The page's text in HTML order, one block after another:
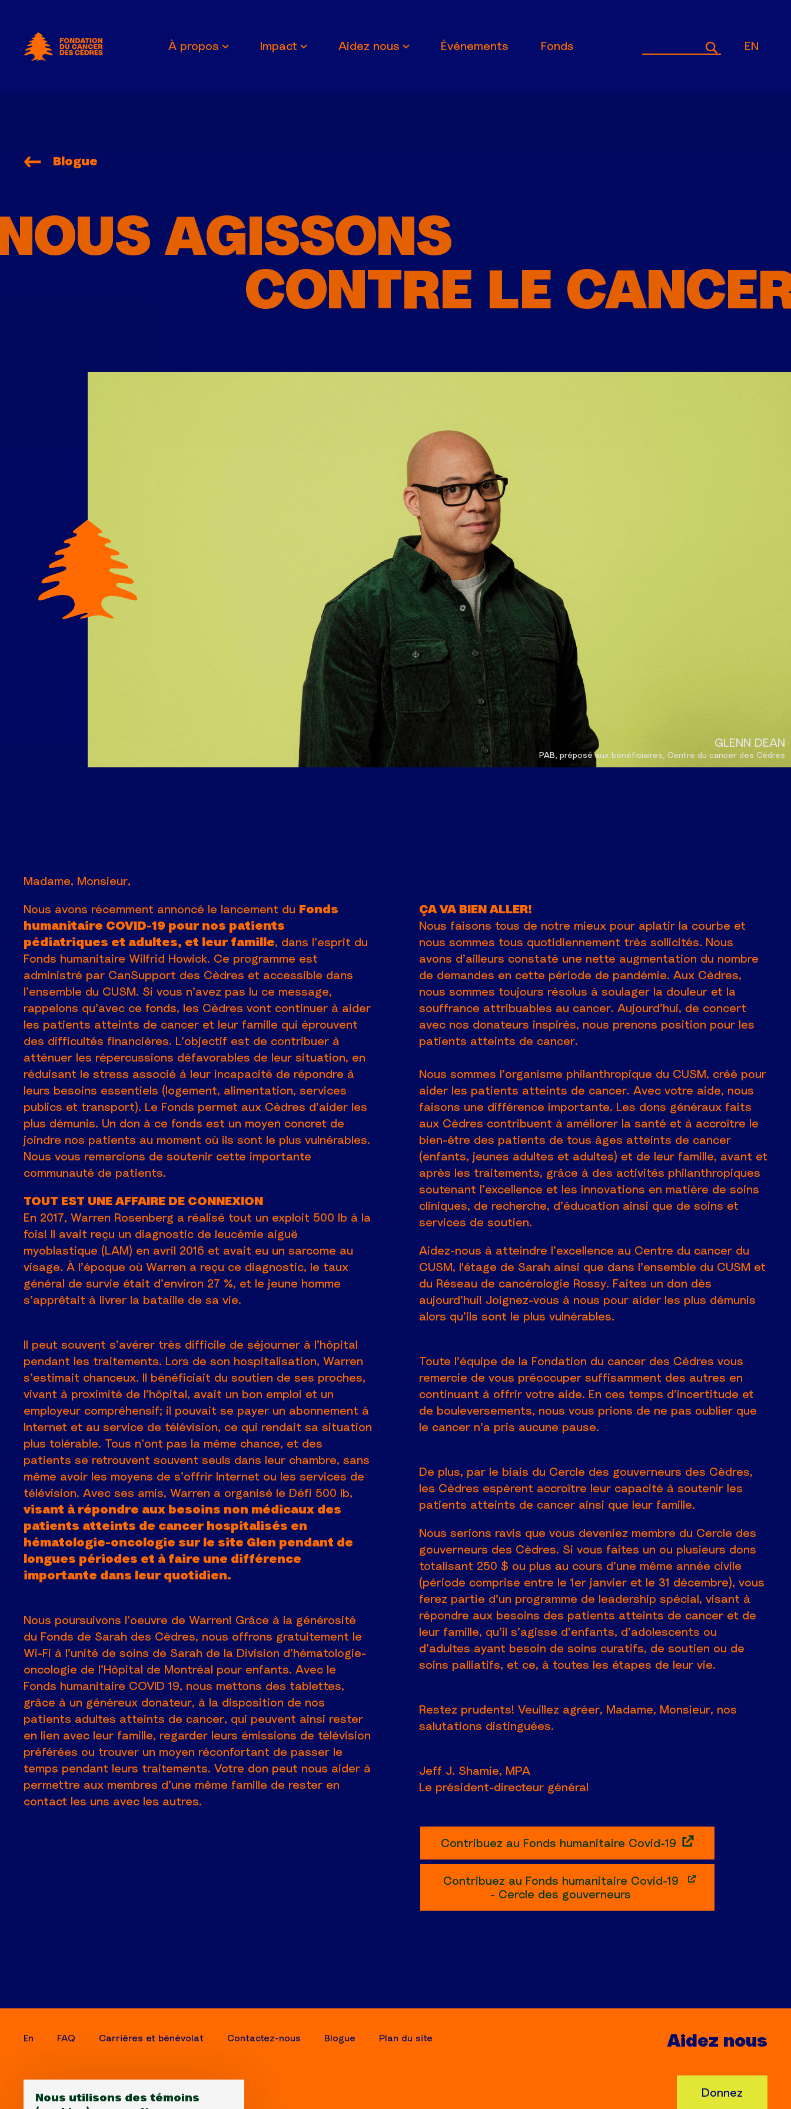
Nous utilisons des témoins
Fondation du Cancer des Cèdres
À propos Impact Aidez nous Événements Fonds EN
Blogue
AGISSONS
CONTRE LE
GLENN DEAN
PAB, préposé aux bénéficiaires, Centre du cancer des Cèdres
Madame, Monsieur,
Nous avons récemment annoncé le lancement du Fonds
humanitaire COVID-19 pour nos patients
pédiatriques et adultes, et leur famille, dans l’esprit du
Fonds humanitaire Wilfrid Howick. Ce programme est
administré par CanSupport des Cèdres et accessible dans
l’ensemble du CUSM. Si vous n’avez pas lu ce message,
rappelons qu’avec ce fonds, les Cèdres vont continuer à aider
les patients atteints de cancer et leur famille qui éprouvent
des difficultés financières. L’objectif est de contribuer à
atténuer les répercussions défavorables de leur situation, en
réduisant le stress associé à leur incapacité de répondre à
leurs besoins essentiels (logement, alimentation, services
publics et transport). Le Fonds permet aux Cèdres d’aider les
plus démunis. Un don à ce fonds est un moyen concret de
joindre nos patients au moment où ils sont le plus vulnérables.
Nous vous remercions de soutenir cette importante
communauté de patients.
TOUT EST UNE AFFAIRE DE CONNEXION
En 2017, Warren Rosenberg a réalisé tout un exploit 500 lb à la
fois! Il avait reçu un diagnostic de leucémie aiguë
myoblastique (LAM) en avril 2016 et avait eu un sarcome au
visage. À l’époque où Warren a reçu ce diagnostic, le taux
général de survie était d’environ 27 %, et le jeune homme
s’apprêtait à livrer la bataille de sa vie.
Il peut souvent s’avérer très difficile de séjourner à l’hôpital
pendant les traitements. Lors de son hospitalisation, Warren
s’estimait chanceux. Il bénéficiait du soutien de ses proches,
vivant à proximité de l’hôpital, avait un bon emploi et un
employeur compréhensif; il pouvait se payer un abonnement à
Internet et au service de télévision, ce qui rendait sa situation
plus tolérable. Tous n’ont pas la même chance, et des
patients se retrouvent souvent seuls dans leur chambre, sans
même avoir les moyens de s’offrir Internet ou les services de
télévision. Avec ses amis, Warren a organisé le Défi 500 lb,
visant à répondre aux besoins non médicaux des
patients atteints de cancer hospitalisés en
hématologie-oncologie sur le site Glen pendant de
longues périodes et à faire une différence
importante dans leur quotidien.
Nous poursuivons l’oeuvre de Warren! Grâce à la générosité
du Fonds de Sarah des Cèdres, nous offrons gratuitement le
Wi-Fi à l’unité de soins de Sarah de la Division d’hématologie-
oncologie de l’Hôpital de Montréal pour enfants. Avec le
Fonds humanitaire COVID 19, nous mettons des tablettes,
grâce à un généreux donateur, à la disposition de nos
patients adultes atteints de cancer, qui peuvent ainsi rester
en lien avec leur famille, regarder leurs émissions de télévision
préférées ou trouver un moyen réconfortant de passer le
temps pendant leurs traitements. Votre don peut nous aider à
permettre aux membres d’une même famille de rester en
contact les uns avec les autres.
ÇA VA BIEN ALLER!
Nous faisons tous de notre mieux pour aplatir la courbe et
nous sommes tous quotidiennement très sollicités. Nous
avons d’ailleurs constaté une nette augmentation du nombre
de demandes en cette période de pandémie. Aux Cèdres,
nous sommes toujours résolus à soulager la douleur et la
souffrance attribuables au cancer. Aujourd’hui, de concert
avec nos donateurs inspirés, nous prenons position pour les
patients atteints de cancer.
Nous sommes l’organisme philanthropique du CUSM, créé pour
aider les patients atteints de cancer. Avec votre aide, nous
faisons une différence importante. Les dons généraux faits
aux Cèdres contribuent à améliorer la santé et à accroître le
bien-être des patients de tous âges atteints de cancer
(enfants, jeunes adultes et adultes) et de leur famille, avant et
après les traitements, grâce à des activités philanthropiques
soutenant l’excellence et les innovations en matière de soins
cliniques, de recherche, d’éducation ainsi que de soins et
services de soutien.
Aidez-nous à atteindre l’excellence au Centre du cancer du
CUSM, l'étage de Sarah ainsi que dans l’ensemble du CUSM et
du Réseau de cancérologie Rossy. Faites un don dès
aujourd’hui! Joignez-vous à nous pour aider les plus démunis
alors qu’ils sont le plus vulnérables.
Toute l’équipe de la Fondation du cancer des Cèdres vous
remercie de vous préoccuper suffisamment des autres en
continuant à offrir votre aide. En ces temps d’incertitude et
de bouleversements, nous vous prions de ne pas oublier que
le cancer n’a pris aucune pause.
De plus, par le biais du Cercle des gouverneurs des Cèdres,
les Cèdres espèrent accroître leur capacité à soutenir les
patients atteints de cancer ainsi que leur famille.
Nous serions ravis que vous deveniez membre du Cercle des
gouverneurs des Cèdres. Si vous faites un ou plusieurs dons
totalisant 250 $ ou plus au cours d’une même année civile
(période comprise entre le 1er janvier et le 31 décembre), vous
ferez partie d’un programme de leadership spécial, visant à
répondre aux besoins des patients atteints de cancer et de
leur famille, qu’il s’agisse d’enfants, d’adolescents ou
d’adultes ayant besoin de soins curatifs, de soutien ou de
soins palliatifs, et ce, à toutes les étapes de leur vie.
Restez prudents! Veuillez agréer, Madame, Monsieur, nos
salutations distinguées.
Jeff J. Shamie, MPA
Le président-directeur général
Contribuez au Fonds humanitaire Covid-19
Contribuez au Fonds humanitaire Covid-19
- Cercle des gouverneurs
En FAQ Carrières et bénévolat Contactez-nous Blogue Plan du site Aidez nous
Donnez